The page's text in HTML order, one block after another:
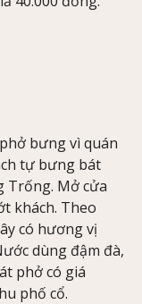
bưng vì quán
tự bưng bát
Trống. Mở cửa
khách. Theo
có hương vị
dùng đậm đà,
phở có giá
phố cổ.